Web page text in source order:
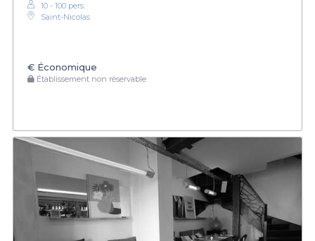
10 - 100 pers.
Saint-Nicolas
€ Économique
Établissement non réservable